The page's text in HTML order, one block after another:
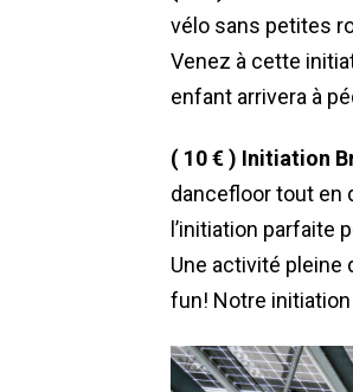
vélo sans petites
Venez à cette
enfant arrivera à
( 10 € ) Initiation
dancefloor tout en
l’initiation parfaite
Une activité pleine
fun! Notre initiation